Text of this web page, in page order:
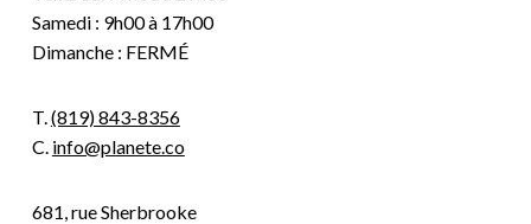
Samedi : 9h00 à 17h00
Dimanche : FERMÉ
T.(819) 843-8356
C. info@planete.co
681, rue Sherbrooke